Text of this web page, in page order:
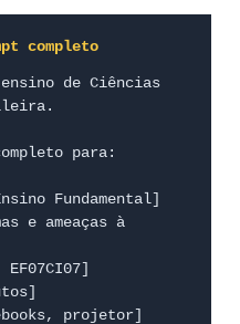
completo
de Ciências
para:
Fundamental]
e ameaças à
projetor]